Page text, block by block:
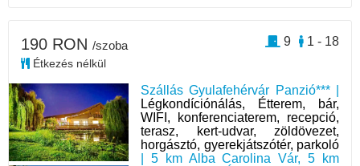
Szállás Gyulafehérvár Panzió*** |
Légkondíciónálás, Étterem, bár,
WIFI, konferenciaterem, recepció,
terasz, kert-udvar, zöldövezet,
horgásztó, gyerekjátszótér, parkoló
| 5 km Alba Carolina Vár, 5 km
190 RON /szoba
Étkezés nélkül
1 - 18
9